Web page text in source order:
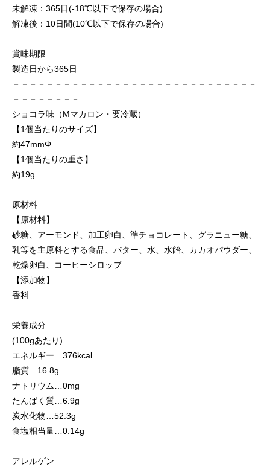
未解凍：365日(-18℃以下で保存の場合)
解凍後：10日間(10℃以下で保存の場合)
賞味期限
製造日から365日
－－－－－－－－－－－－－－－－－－－－－－－－－－－－－
－－－－－－－－
ショコラ味（Mマカロン・要冷蔵）
【1個当たりのサイズ】
約47mmΦ
【1個当たりの重さ】
約19g
原材料
【原材料】
砂糖、アーモンド、加工卵白、準チョコレート、グラニュー糖、
乳等を主原料とする食品、バター、水、水飴、カカオパウダー、
乾燥卵白、コーヒーシロップ
【添加物】
香料
栄養成分
(100gあたり)
エネルギー…376kcal
脂質…16.8g
ナトリウム…0mg
たんぱく質…6.9g
炭水化物…52.3g
食塩相当量…0.14g
アレルゲン